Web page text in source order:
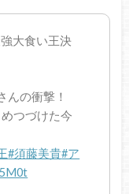
大食い王決
んの衝撃！
つづけた今
#須藤美貴#ア